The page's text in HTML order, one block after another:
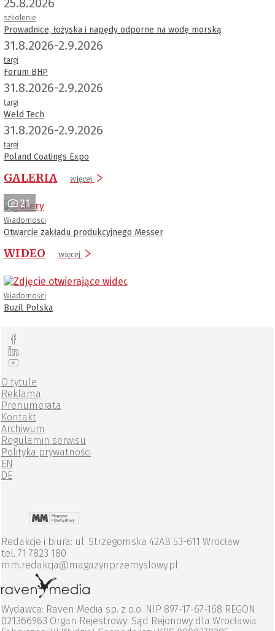
szkolenie
Prowadnice, łożyska i napędy odporne na wodę morską
31.8.2026-2.9.2026
targi
Forum BHP
31.8.2026-2.9.2026
targi
Weld Tech
31.8.2026-2.9.2026
targi
Poland Coatings Expo
GALERIA więcej
21
Wiadomości
Otwarcie zakładu produkcyjnego Messer
WIDEO więcej
Wiadomości
Buzil Polska
O tytule
Reklama
Prenumerata
Kontakt
Archiwum
Regulamin serwisu
Polityka prywatności
EN
DE
Redakcje i biura: ul. Strzegomska 42AB 53-611 Wrocław
tel. 71 7823 180
mm.redakcja@magazynprzemyslowy.pl
Wydawca: Raven Media sp. z o.o. NIP 897-17-67-168 REGON
021366963 Organ Rejestrowy: Sąd Rejonowy dla Wrocławia